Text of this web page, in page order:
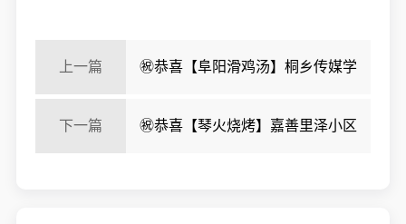
上一篇 ㊗️恭喜【阜阳滑鸡汤】桐乡传媒学
院餐饮店成功转出，祝老板顺风顺水、四季发财！㊗️
下一篇 ㊗️恭喜【琴火烧烤】嘉善里泽小区